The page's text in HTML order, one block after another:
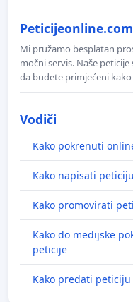
Peticijeonline.com
Mi pružamo besplatan
močni servis. Naše
da budete primjećeni
Vodiči
Kako pokrenuti
Kako napisati
Kako promovirati
Kako do medijske
peticije
Kako predati peticiju